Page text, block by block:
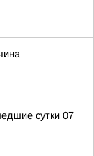
сутки 07